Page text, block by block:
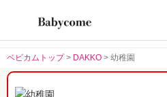
ベビカムトップ> DAKKO > 幼稚園